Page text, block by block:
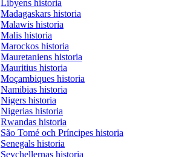
Libyens historia
Madagaskars historia
Malawis historia
Malis historia
Marockos historia
Mauretaniens historia
Mauritius historia
Moçambiques historia
Namibias historia
Nigers historia
Nigerias historia
Rwandas historia
São Tomé och Príncipes historia
Senegals historia
Seychellernas historia